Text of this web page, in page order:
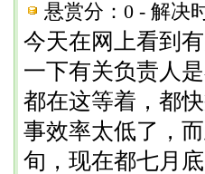
悬赏分：0 - 解决
今天在网上看到
一下有关负责人
都在这等着，都
事效率太低了，
旬，现在都七月